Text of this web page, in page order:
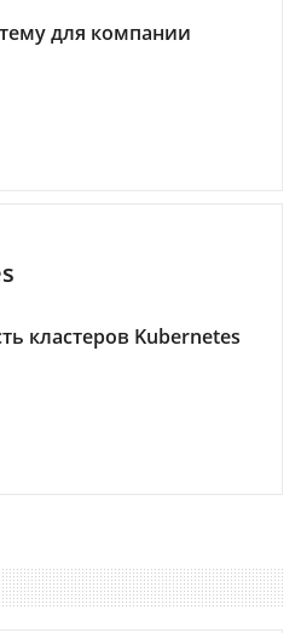
для компании
кластеров Kubernetes